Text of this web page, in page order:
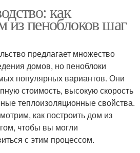
как
из пеноблоков шаг
предлагает множество
домов, но пеноблоки
популярных вариантов. Они
стоимость, высокую скорость
теплоизоляционные свойства.
как построить дом из
чтобы вы могли
с этим процессом.